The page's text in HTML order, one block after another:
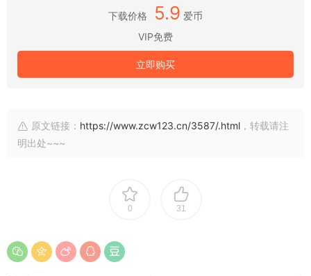
下载价格 5.9 爱币
VIP免费
立即购买
原文链接： https://www.zcw123.cn/3587/.html ，转载请注
明出处~~~
0 31